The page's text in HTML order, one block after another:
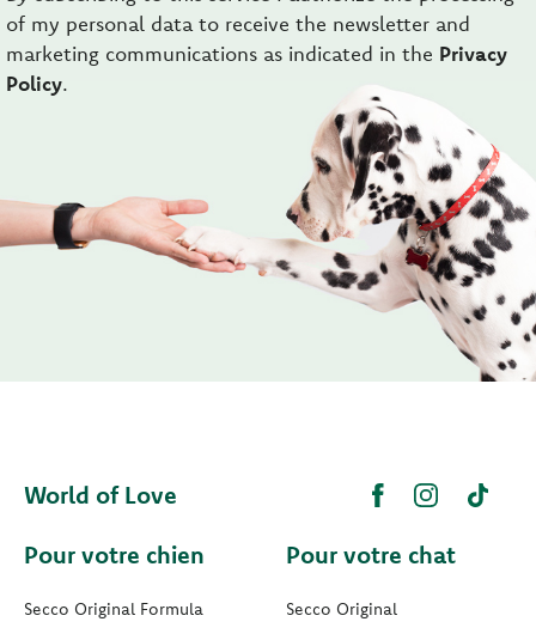
of my personal data to receive the newsletter and
marketing communications as indicated in the Privacy
Policy.
World of Love
Pour votre chien
Secco Original Formula
Pour votre chat
Secco Original